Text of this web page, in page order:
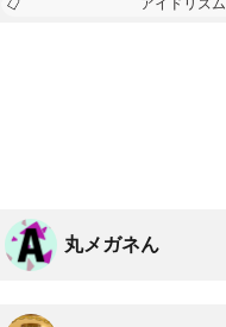
アイドリズム
丸メガネん